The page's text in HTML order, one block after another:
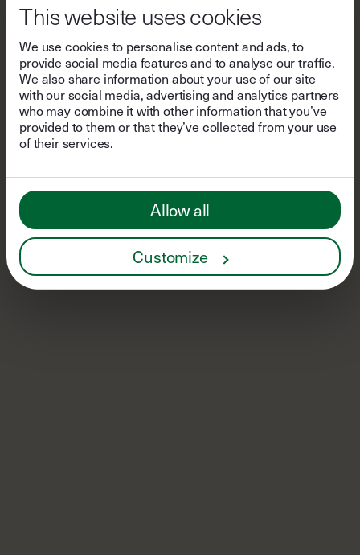
This website uses cookies
We use cookies to personalise content and ads, to
provide social media features and to analyse our traffic.
We also share information about your use of our site
with our social media, advertising and analytics partners
who may combine it with other information that you’ve
provided to them or that they’ve collected from your use
of their services.
Allow all
Customize